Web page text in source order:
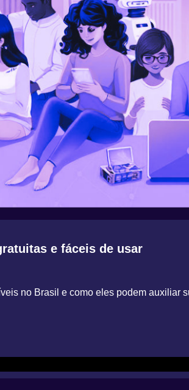
e fáceis de usar
no Brasil e como eles podem auxiliar